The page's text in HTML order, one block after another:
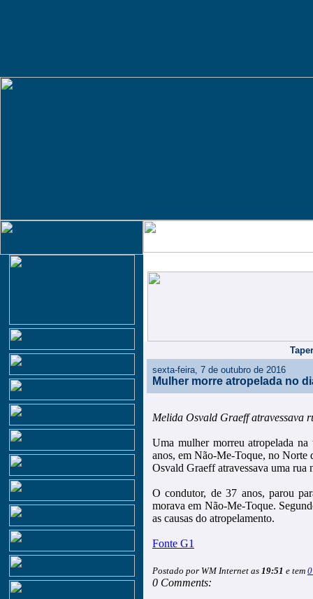
sexta-feira, 7 de outubro de 2016
Mulher morre atropelada no
Melida Osvald Graeff atravessava
Uma mulher morreu atropelada
anos, em Não-Me-Toque, no
Osvald Graeff atravessava uma
O condutor, de 37 anos, parou
morava em Não-Me-Toque.
as causas do atropelamento.
Fonte G1
Postado por WM Internet as 19:51 e tem
0 Comments: